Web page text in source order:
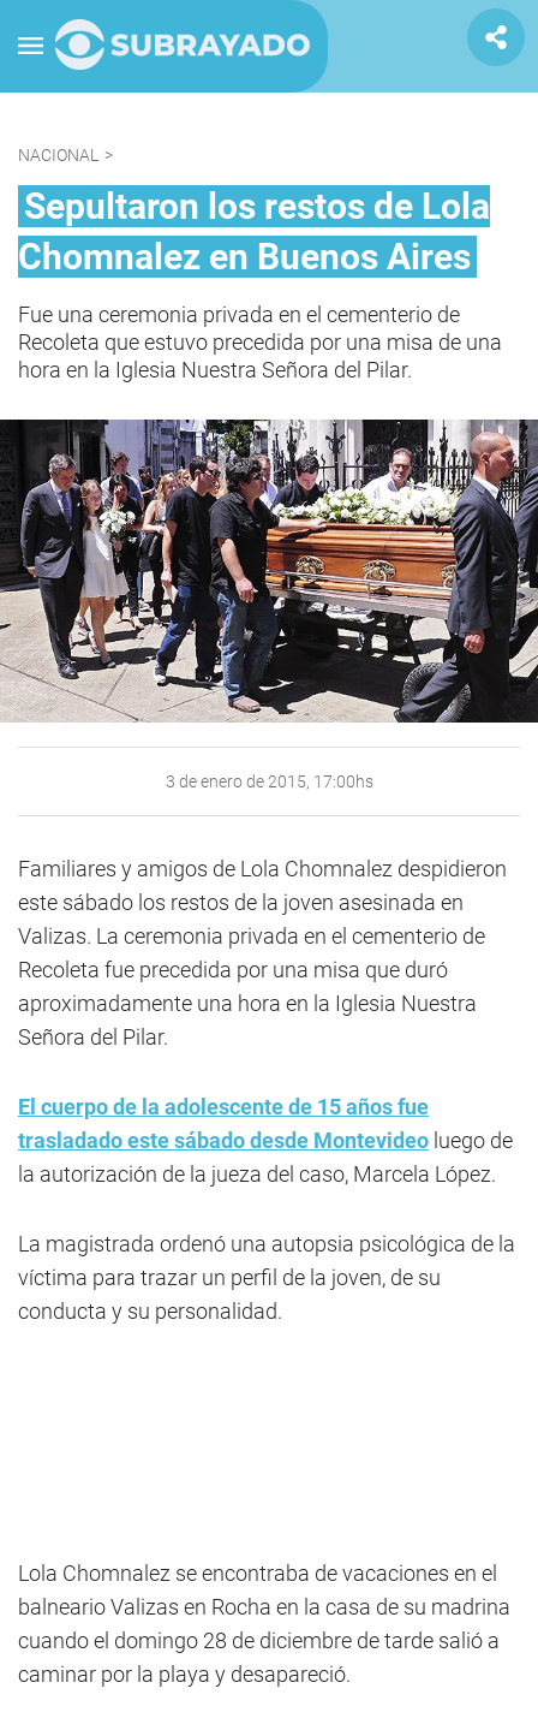
NACIONAL >
Sepultaron los restos de Lola
Chomnalez en Buenos Aires
Fue una ceremonia privada en el cementerio de
Recoleta que estuvo precedida por una misa de una
hora en la Iglesia Nuestra Señora del Pilar.
3 de enero de 2015, 17:00hs
Familiares y amigos de Lola Chomnalez despidieron
este sábado los restos de la joven asesinada en
Valizas. La ceremonia privada en el cementerio de
Recoleta fue precedida por una misa que duró
aproximadamente una hora en la Iglesia Nuestra
Señora del Pilar.
El cuerpo de la adolescente de 15 años fue
trasladado este sábado desde Montevideo luego de
la autorización de la jueza del caso, Marcela López.
La magistrada ordenó una autopsia psicológica de la
víctima para trazar un perfil de la joven, de su
conducta y su personalidad.
Lola Chomnalez se encontraba de vacaciones en el
balneario Valizas en Rocha en la casa de su madrina
cuando el domingo 28 de diciembre de tarde salió a
caminar por la playa y desapareció.